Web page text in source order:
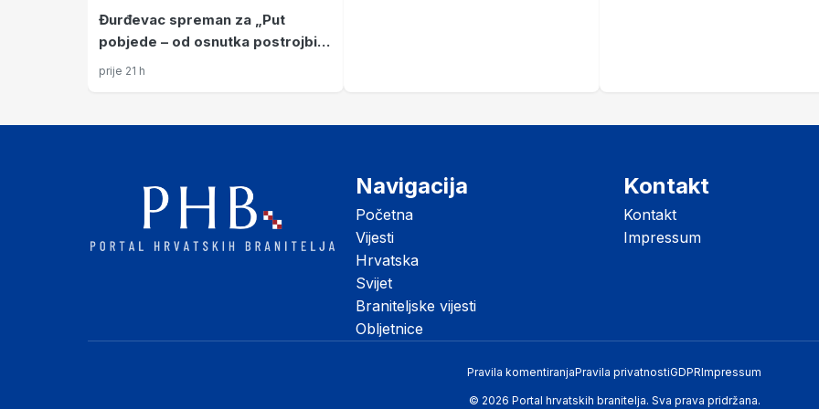
Đurđevac spreman za „Put
pobjede – od osnutka postrojbi
do Oluje“
prije 21 h
Navigacija
Početna
Vijesti
Hrvatska
Svijet
Braniteljske vijesti
Obljetnice
Kontakt
Kontakt
Impressum
Pravila komentiranjaPravila privatnostiGDPRImpressum
© 2026 Portal hrvatskih branitelja. Sva prava pridržana.